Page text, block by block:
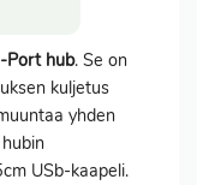
Port hub. Se on
kuljetus
yhden
USb-kaapeli.